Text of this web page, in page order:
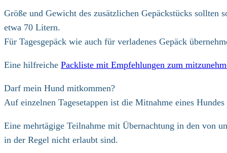
Größe und Gewicht des zusätzlichen Gepäckstücks sollten
etwa 70 Litern.
Für Tagesgepäck wie auch für verladenes Gepäck
Eine hilfreiche Packliste mit Empfehlungen zum
Darf mein Hund mitkommen?
Auf einzelnen Tagesetappen ist die Mitnahme eines
Eine mehrtägige Teilnahme mit Übernachtung in den von
in der Regel nicht erlaubt sind.